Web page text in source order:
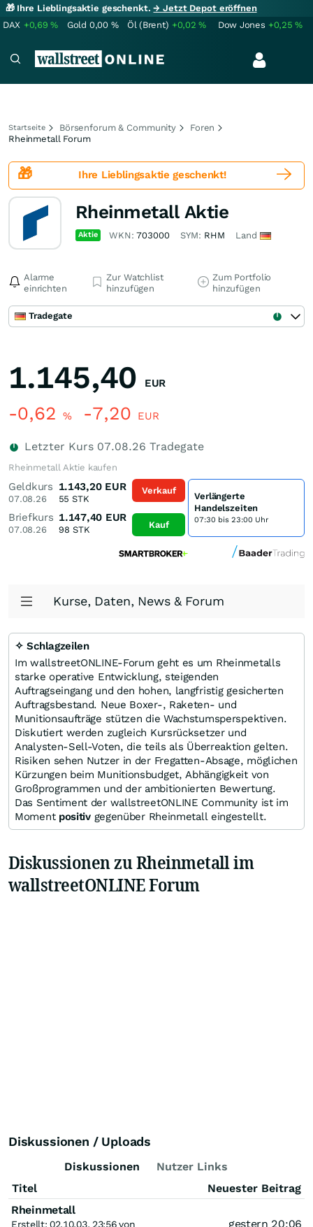
🎁 Ihre Lieblingsaktie geschenkt.→ Jetzt Depot eröffnen
DAX +0,69% Gold 0,00 % Öl (Brent) +0,02% Dow Jones +0,25%
Startseite Börsenforum & Community
Foren
Rheinmetall Forum
🎁 Ihre Lieblingsaktiegeschenkt!
Rheinmetall Aktie
Aktie WKN:703000 SYM: RHM Land
Alarme
einrichten
Zur Watchlist
hinzufügen
Zum Portfolio
hinzufügen
Tradegate
1.145,40 EUR
-0,62 % -7,20 EUR
Letzter Kurs 07.08.26 Tradegate
Rheinmetall Aktie kaufen
Geldkurs
07.08.26
1.143,20 EUR
55 STK
Briefkurs
07.08.26
1.147,40 EUR
98 STK
Verkauf
Kauf
Verlängerte
Handelszeiten
07:30 bis 23:00 Uhr
Kurse, Daten, News & Forum
✧ Schlagzeilen
Im wallstreetONLINE-Forum geht es um Rheinmetalls
starke operative Entwicklung, steigenden
Auftragseingang und den hohen, langfristig gesicherten
Auftragsbestand. Neue Boxer-, Raketen- und
Munitionsaufträge stützen die Wachstumsperspektiven.
Diskutiert werden zugleich Kursrücksetzer und
Analysten-Sell-Voten, die teils als Überreaktion gelten.
Risiken sehen Nutzer in der Fregatten-Absage, möglichen
Kürzungen beim Munitionsbudget, Abhängigkeit von
Großprogrammen und der ambitionierten Bewertung.
Das Sentiment der wallstreetONLINE Community ist im
Moment positivgegenüber Rheinmetall eingestellt.
Diskussionen zu Rheinmetall im
wallstreetONLINE Forum
Diskussionen / Uploads
Diskussionen
Nutzer Links
Titel
Neuester Beitrag
Rheinmetall
Erstellt: 02.10.03, 23:56 von
gestern 20:06